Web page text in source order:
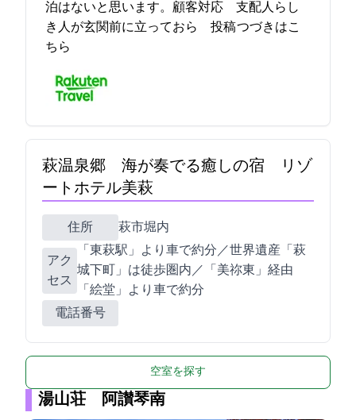
泊はないと思います。顧客対応 支配人らし
き人が玄関前に立っておら… 2023-05-16 15:52:35投稿つづきはこ
ちら
萩温泉郷 海が奏でる癒しの宿 リゾ
ートホテル美萩
住所 萩市堀内485
アク
セス
「JR東萩駅」より車で約5分／世界遺産「萩
城下町」は徒歩圏内／「美祢東JCT」経由
「絵堂IC」より車で約30分
電話番号
空室を探す
湯山荘 阿讃琴南